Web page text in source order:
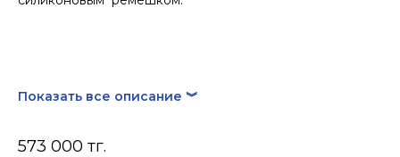
Показать все описание ︾
573 000 тг.